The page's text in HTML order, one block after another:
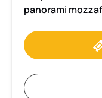
panorami